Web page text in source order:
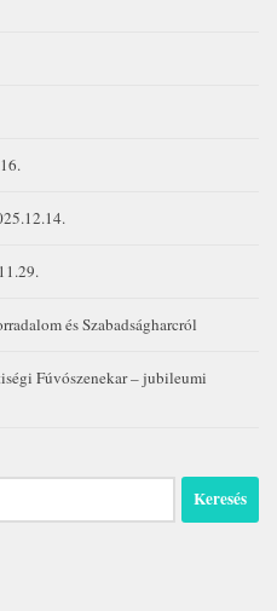
és Szabadságharcról
Fúvószenekar – jubileumi